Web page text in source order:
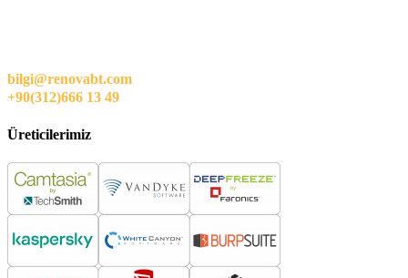
bilgi@renovabt.com
+90(312)666 13 49
Üreticilerimiz